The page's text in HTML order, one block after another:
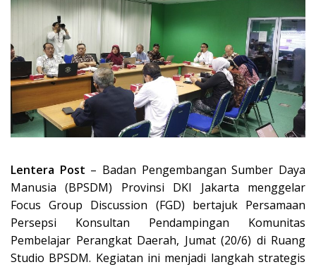
Lentera Post – Badan Pengembangan Sumber Daya
Manusia (BPSDM) Provinsi DKI Jakarta menggelar
Focus Group Discussion (FGD) bertajuk Persamaan
Persepsi Konsultan Pendampingan Komunitas
Pembelajar Perangkat Daerah, Jumat (20/6) di Ruang
Studio BPSDM. Kegiatan ini menjadi langkah strategis